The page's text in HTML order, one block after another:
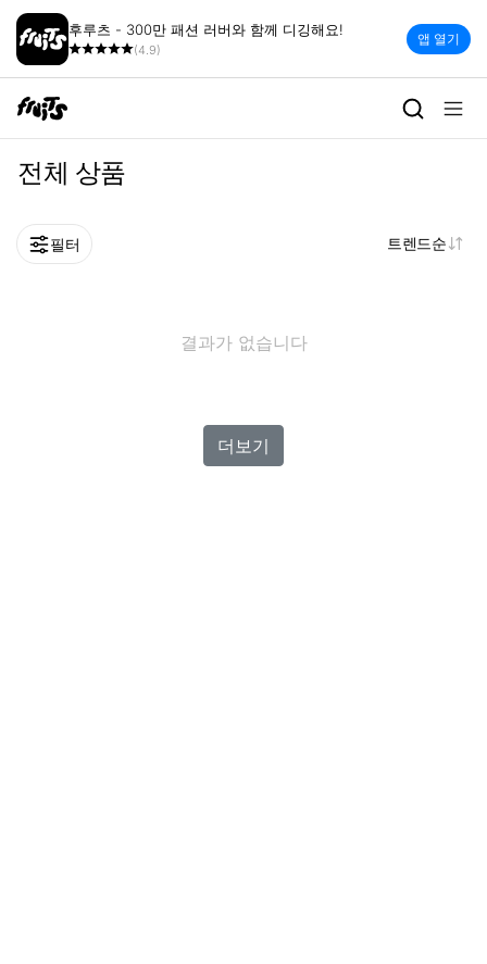
후루츠 - 300만 패션 러버와 함께 디깅해요!
(4.9)
앱 열기
전체 상품
필터 트렌드순
결과가 없습니다
더보기